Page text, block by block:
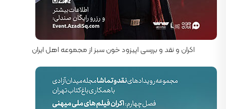
کارگردان: علی سراهنگ
اکران و نقد و بررسی اپیزود خون سبز از مجموعه اهل ایران